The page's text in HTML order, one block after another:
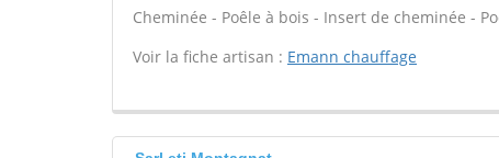
Cheminée - Poêle à bois - Insert de cheminée -
Voir la fiche artisan : Emann chauffage